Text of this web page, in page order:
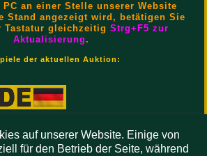
an einer Stelle unserer Website
Stand angezeigt wird, betätigen Sie
Tastatur gleichzeitig Strg+F5 zur
Aktualisierung.
der aktuellen Auktion:
auf unserer Website. Einige von
für den Betrieb der Seite, während